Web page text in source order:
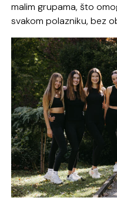
malim grupama, što
svakom polazniku, bez